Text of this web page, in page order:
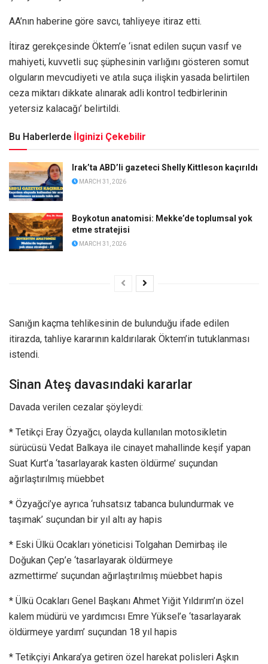
AA’nın haberine göre savcı, tahliyeye itiraz etti.
İtiraz gerekçesinde Öktem’e ‘isnat edilen suçun vasıf ve
mahiyeti, kuvvetli suç şüphesinin varlığını gösteren somut
olguların mevcudiyeti ve atıla suça ilişkin yasada belirtilen
ceza miktarı dikkate alınarak adli kontrol tedbirlerinin
yetersiz kalacağı’ belirtildi.
Bu Haberlerde İlginizi Çekebilir
Irak’ta ABD’li gazeteci Shelly Kittleson kaçırıldı
MARCH 31, 2026
Boykotun anatomisi: Mekke’de toplumsal yok
etme stratejisi
MARCH 31, 2026
Sanığın kaçma tehlikesinin de bulunduğu ifade edilen
itirazda, tahliye kararının kaldırılarak Öktem’in tutuklanması
istendi.
Sinan Ateş davasındaki kararlar
Davada verilen cezalar şöyleydi:
* Tetikçi Eray Özyağcı, olayda kullanılan motosikletin
sürücüsü Vedat Balkaya ile cinayet mahallinde keşif yapan
Suat Kurt’a ‘tasarlayarak kasten öldürme’ suçundan
ağırlaştırılmış müebbet
* Özyağci’ye ayrıca ‘ruhsatsız tabanca bulundurmak ve
taşımak’ suçundan bir yıl altı ay hapis
* Eski Ülkü Ocakları yöneticisi Tolgahan Demirbaş ile
Doğukan Çep’e ‘tasarlayarak öldürmeye
azmettirme’ suçundan ağırlaştırılmış müebbet hapis
* Ülkü Ocakları Genel Başkanı Ahmet Yiğit Yıldırım’ın özel
kalem müdürü ve yardımcısı Emre Yüksel’e ‘tasarlayarak
öldürmeye yardım’ suçundan 18 yıl hapis
* Tetikçiyi Ankara’ya getiren özel harekat polisleri Aşkın